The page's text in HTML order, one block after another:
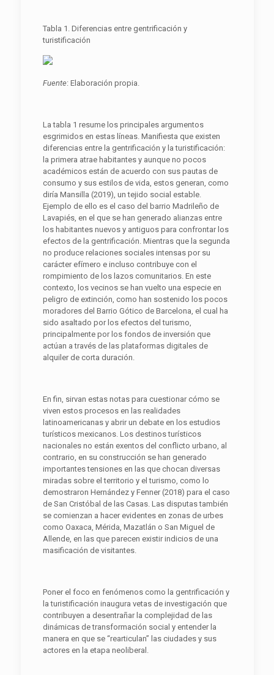
Tabla 1. Diferencias entre gentrificación y
turistificación
Fuente: Elaboración propia.
La tabla 1 resume los principales argumentos
esgrimidos en estas líneas. Manifiesta que existen
diferencias entre la gentrificación y la turistificación:
la primera atrae habitantes y aunque no pocos
académicos están de acuerdo con sus pautas de
consumo y sus estilos de vida, estos generan, como
diría Mansilla (2019), un tejido social estable.
Ejemplo de ello es el caso del barrio Madrileño de
Lavapiés, en el que se han generado alianzas entre
los habitantes nuevos y antiguos para confrontar los
efectos de la gentrificación. Mientras que la segunda
no produce relaciones sociales intensas por su
carácter efímero e incluso contribuye con el
rompimiento de los lazos comunitarios. En este
contexto, los vecinos se han vuelto una especie en
peligro de extinción, como han sostenido los pocos
moradores del Barrio Gótico de Barcelona, el cual ha
sido asaltado por los efectos del turismo,
principalmente por los fondos de inversión que
actúan a través de las plataformas digitales de
alquiler de corta duración.
En fin, sirvan estas notas para cuestionar cómo se
viven estos procesos en las realidades
latinoamericanas y abrir un debate en los estudios
turísticos mexicanos. Los destinos turísticos
nacionales no están exentos del conflicto urbano, al
contrario, en su construcción se han generado
importantes tensiones en las que chocan diversas
miradas sobre el territorio y el turismo, como lo
demostraron Hernández y Fenner (2018) para el caso
de San Cristóbal de las Casas. Las disputas también
se comienzan a hacer evidentes en zonas de urbes
como Oaxaca, Mérida, Mazatlán o San Miguel de
Allende, en las que parecen existir indicios de una
masificación de visitantes.
Poner el foco en fenómenos como la gentrificación y
la turistificación inaugura vetas de investigación que
contribuyen a desentrañar la complejidad de las
dinámicas de transformación social y entender la
manera en que se “rearticulan” las ciudades y sus
actores en la etapa neoliberal.